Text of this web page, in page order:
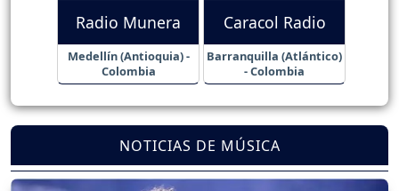
Radio Munera
Medellín (Antioquia) -
Colombia
Caracol Radio
Barranquilla (Atlántico)
- Colombia
NOTICIAS DE MÚSICA